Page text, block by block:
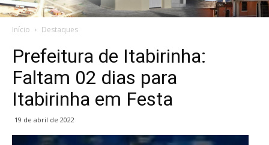
Início Destaques
Prefeitura de Itabirinha:
Faltam 02 dias para
Itabirinha em Festa
19 de abril de 2022